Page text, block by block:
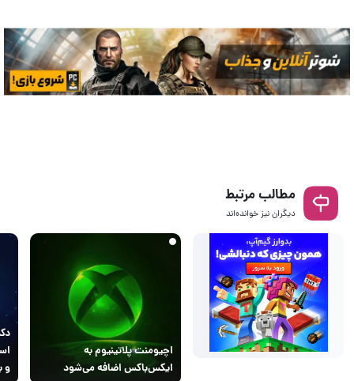
مطالب مرتبط
دیگران نیز خوانده‌اند
اچیومنت پلاتینیوم به
ایکس‌باکس اضافه می‌شود
و